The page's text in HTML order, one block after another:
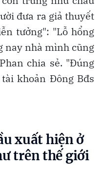
đưa ra giả thuyết
tưởng": "Lỗ hổng
nay nhà mình cũng
chia sẻ. "Đúng
khoản Đông Bđs
xuất hiện ở
trên thế giới